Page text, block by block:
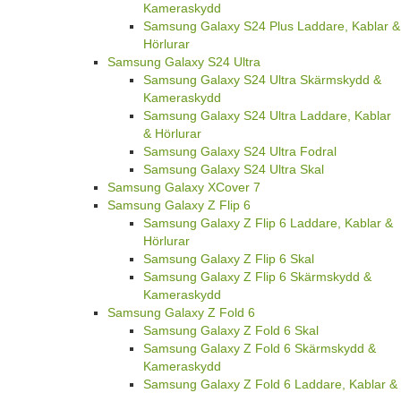
Kameraskydd
Samsung Galaxy S24 Plus Laddare, Kablar &
Hörlurar
Samsung Galaxy S24 Ultra
Samsung Galaxy S24 Ultra Skärmskydd &
Kameraskydd
Samsung Galaxy S24 Ultra Laddare, Kablar
& Hörlurar
Samsung Galaxy S24 Ultra Fodral
Samsung Galaxy S24 Ultra Skal
Samsung Galaxy XCover 7
Samsung Galaxy Z Flip 6
Samsung Galaxy Z Flip 6 Laddare, Kablar &
Hörlurar
Samsung Galaxy Z Flip 6 Skal
Samsung Galaxy Z Flip 6 Skärmskydd &
Kameraskydd
Samsung Galaxy Z Fold 6
Samsung Galaxy Z Fold 6 Skal
Samsung Galaxy Z Fold 6 Skärmskydd &
Kameraskydd
Samsung Galaxy Z Fold 6 Laddare, Kablar &